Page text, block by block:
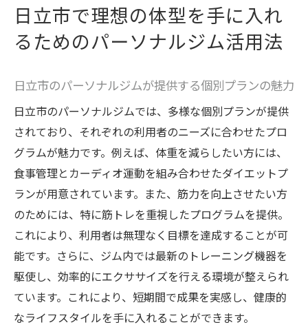
ト
健康的な食生活と運動を組み合わせる方法
テップ
日立市特有の環境を活かしたトレーニング
パーソナルジムが日立市で叶える健康と美の両
立
日立市のジムが提供する美と健康のプログ
ラム
理想の体型と健康を両立するための秘訣
パーソナルジムの豊富なサポート体制
日立市の自然を活かしたトレーニングの利
点
持続可能な健康習慣の確立方法
日立市で理想の体型を手に入れ
るためのパーソナルジム活用法
日立市のパーソナルジムが提供する個別プランの魅力
日立市のパーソナルジムでは、多様な個別プランが提供
されており、それぞれの利用者のニーズに合わせたプロ
グラムが魅力です。例えば、体重を減らしたい方には、
食事管理とカーディオ運動を組み合わせたダイエットプ
ランが用意されています。また、筋力を向上させたい方
のためには、特に筋トレを重視したプログラムを提供。
これにより、利用者は無理なく目標を達成することが可
能です。さらに、ジム内では最新のトレーニング機器を
駆使し、効率的にエクササイズを行える環境が整えられ
ています。これにより、短期間で成果を実感し、健康的
なライフスタイルを手に入れることができます。